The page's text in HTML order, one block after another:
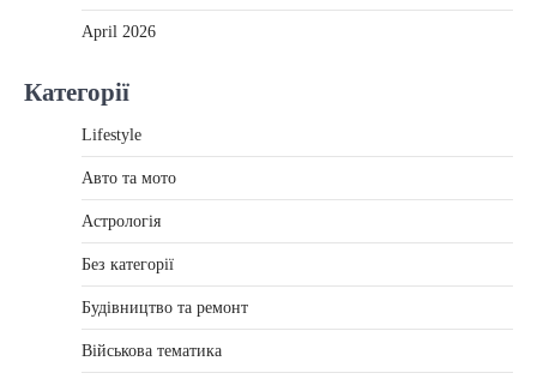
April 2026
Категорії
Lifestyle
Авто та мото
Астрологія
Без категорії
Будівництво та ремонт
Військова тематика